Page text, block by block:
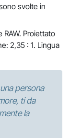
svolte in
RAW. Proiettato
2,35 : 1. Lingua
persona
ti da
la